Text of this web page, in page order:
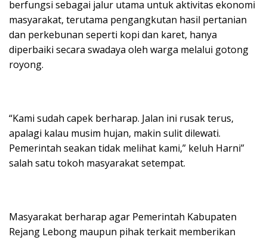
berfungsi sebagai jalur utama untuk aktivitas ekonomi
masyarakat, terutama pengangkutan hasil pertanian
dan perkebunan seperti kopi dan karet, hanya
diperbaiki secara swadaya oleh warga melalui gotong
royong.
“Kami sudah capek berharap. Jalan ini rusak terus,
apalagi kalau musim hujan, makin sulit dilewati.
Pemerintah seakan tidak melihat kami,” keluh Harni”
salah satu tokoh masyarakat setempat.
Masyarakat berharap agar Pemerintah Kabupaten
Rejang Lebong maupun pihak terkait memberikan